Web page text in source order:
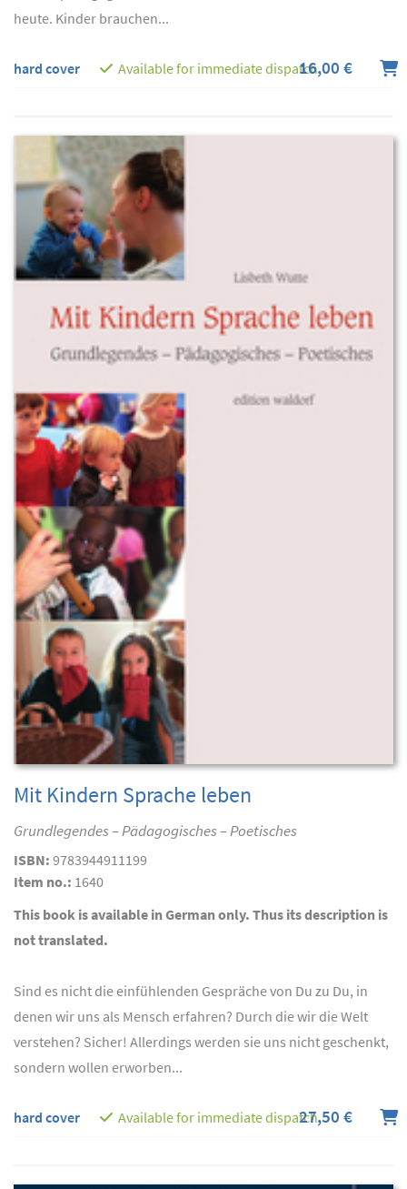
heute. Kinder brauchen...
hard cover Available for immediate dispatch16,00 €
Mit Kindern Sprache leben
Grundlegendes – Pädagogisches – Poetisches
ISBN: 9783944911199
Item no.: 1640
This book is available in German only. Thus its description is
not translated.
Sind es nicht die einfühlenden Gespräche von Du zu Du, in
denen wir uns als Mensch erfahren? Durch die wir die Welt
verstehen? Sicher! Allerdings werden sie uns nicht geschenkt,
sondern wollen erworben...
hard cover Available for immediate dispatch27,50 €